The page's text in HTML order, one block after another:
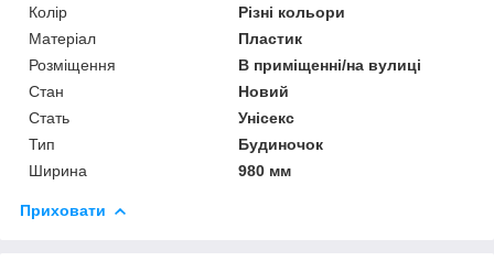
Колір
Різні кольори
Матеріал
Пластик
Розміщення
В приміщенні/на вулиці
Стан
Новий
Стать
Унісекс
Тип
Будиночок
Ширина
980 мм
Приховати